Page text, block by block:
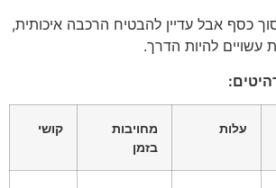
כסף אבל עדיין להבטיח הרכבה איכותית,
עשויים להיות הדרך.
עלות
מחויבות
בזמן
קושי